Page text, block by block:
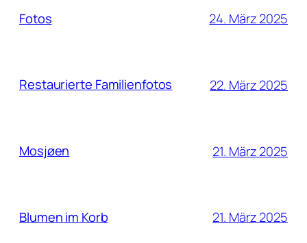
Fotos 24. März 2025
Restaurierte Familienfotos 22. März 2025
Mosjøen 21. März 2025
Blumen im Korb 21. März 2025